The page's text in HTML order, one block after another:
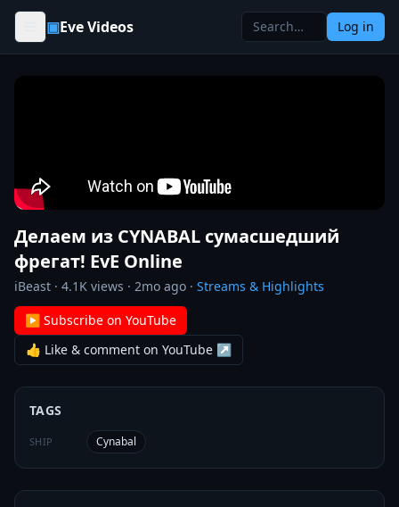
Skip to content
▣Eve Videos Log in
Делаем из CYNABAL сумасшедший
фрегат! EvE Online
iBeast · 4.1K views · 2mo ago · Streams & Highlights
▶ Subscribe on YouTube
👍 Like & comment on YouTube ↗
TAGS
SHIP Cynabal